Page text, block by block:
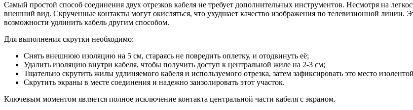
Самый простой способ соединения двух отрезков кабеля не требует дополнительных инструментов. Несмотря на
внешний вид. Скрученные контакты могут окисляться, что ухудшает качество изображения по телевизионной линии.
возможности удлинить кабель другим способом.
Для выполнения скрутки необходимо:
Снять внешнюю изоляцию на 5 см, стараясь не повредить оплетку, и отодвинуть её;
Удалить изоляцию внутри кабеля, чтобы получить доступ к центральной жиле на 2-3 см;
Тщательно скрутить жилы удлиняемого кабеля и используемого отрезка, затем зафиксировать это место
Скрутить экраны в месте соединения и надежно заизолировать этот участок.
Ключевым моментом является полное исключение контакта центральной части кабеля с экраном.